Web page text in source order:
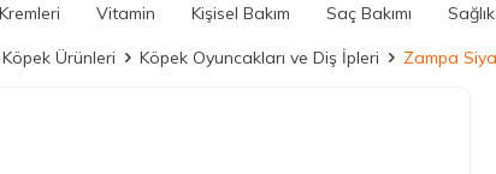
Vitamin Kişisel Bakım Saç Bakımı
Köpek Ürünleri Köpek Oyuncakları ve Diş İpleri Zampa